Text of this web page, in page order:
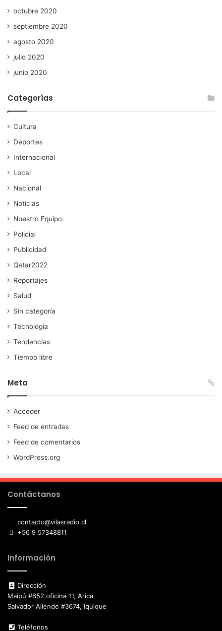
octubre 2020
septiembre 2020
agosto 2020
julio 2020
junio 2020
Categorías
Cultura
Deportes
Internacional
Local
Nacional
Noticias
Nuestro Equipo
Policial
Publicidad
Qatar2022
Reportajes
Salud
Sin categoría
Tecnología
Tendencias
Tiempo libre
Meta
Acceder
Feed de entradas
Feed de comentarios
WordPress.org
Contáctanos
contacto@vilasradio.cl
+56 9 57348811
Información
Dirección
Maipú #652 oficina 11, Arica
Salvador Allende #3674, Iquique
Teléfonos